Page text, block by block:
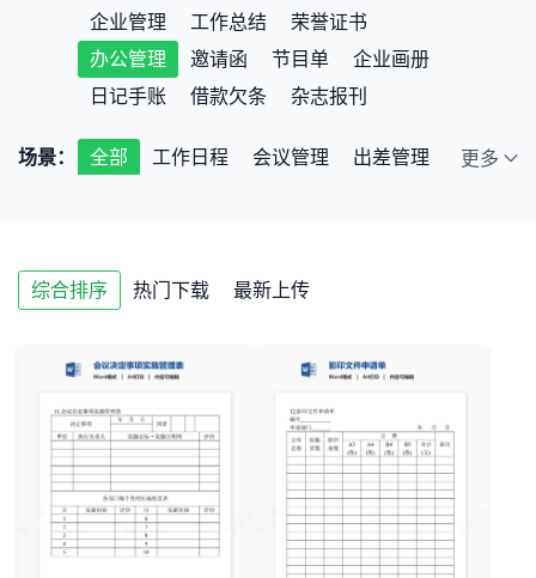
企业管理
工作总结
荣誉证书
办公管理
邀请函 节目单
企业画册
日记手账
借款欠条 杂志报刊
场景： 全部 工作日程 会议管理
出差管理
更多
综合排序 热门下载 最新上传